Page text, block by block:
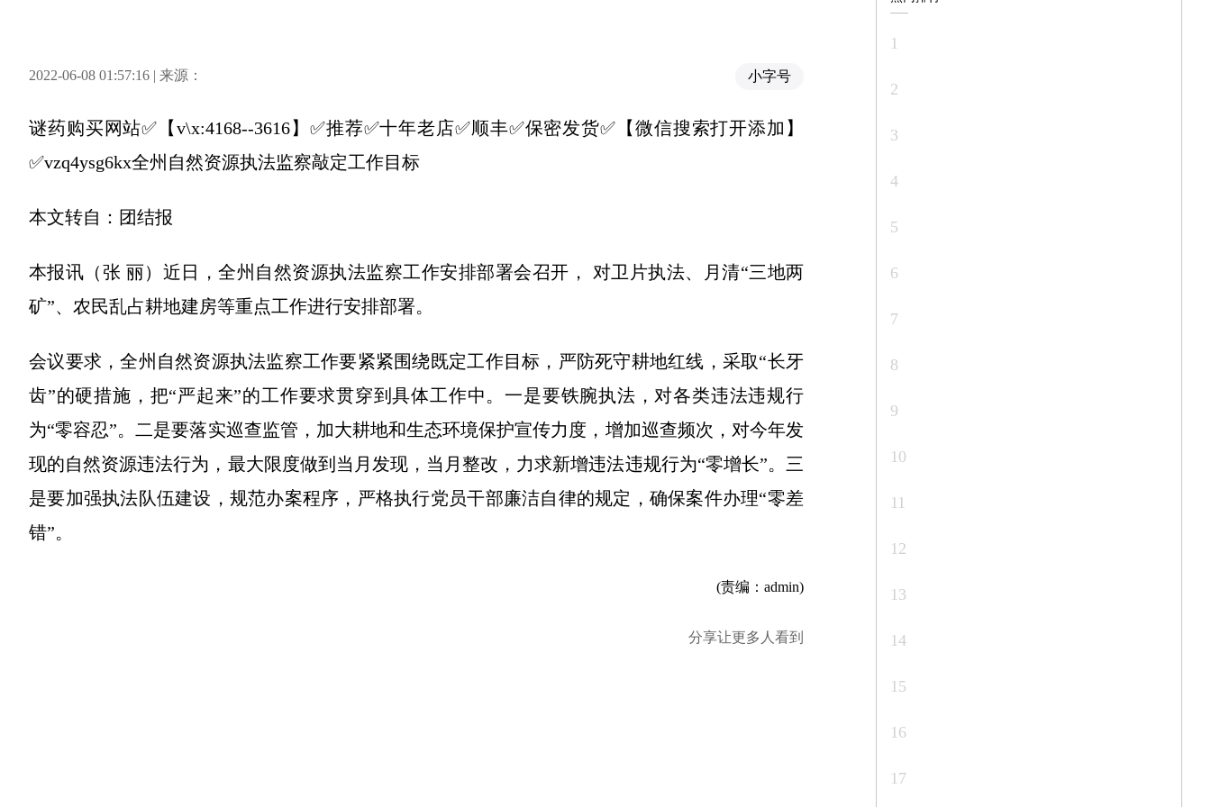
2022-06-08 01:57:16 | 来源： 小字号
谜药购买网站✅【v\x:4168--3616】✅推荐✅十年老店✅顺丰✅保密发货✅【微信搜索打开添加】
✅vzq4ysg6kx全州自然资源执法监察敲定工作目标
本文转自：团结报
本报讯（张 丽）近日，全州自然资源执法监察工作安排部署会召开， 对卫片执法、月清“三地两
矿”、农民乱占耕地建房等重点工作进行安排部署。
会议要求，全州自然资源执法监察工作要紧紧围绕既定工作目标，严防死守耕地红线，采取“长牙
齿”的硬措施，把“严起来”的工作要求贯穿到具体工作中。一是要铁腕执法，对各类违法违规行
为“零容忍”。二是要落实巡查监管，加大耕地和生态环境保护宣传力度，增加巡查频次，对今年发
现的自然资源违法行为，最大限度做到当月发现，当月整改，力求新增违法违规行为“零增长”。三
是要加强执法队伍建设，规范办案程序，严格执行党员干部廉洁自律的规定，确保案件办理“零差
错”。
(责编：admin)
分享让更多人看到
1
2
3
4
5
6
7
8
9
10
11
12
13
14
15
16
17